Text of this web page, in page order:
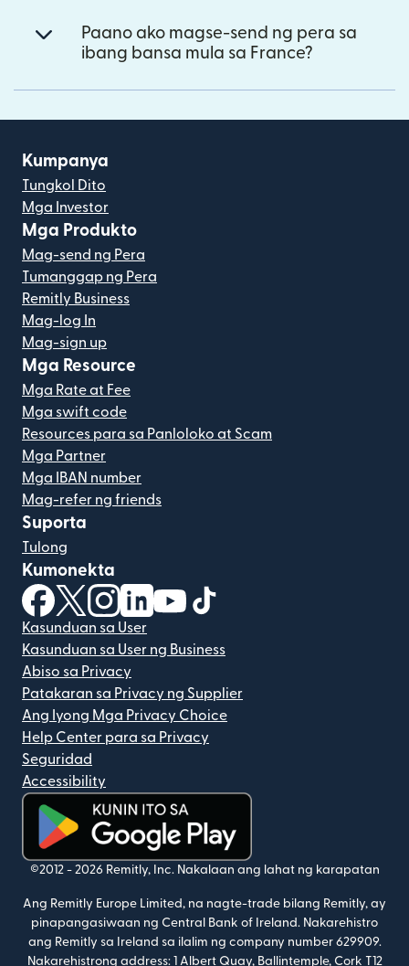
Paano ako magse-send ng pera sa
ibang bansa mula sa France?
Kumpanya
Tungkol Dito
Mga Investor
Mga Produkto
Mag-send ng Pera
Tumanggap ng Pera
Remitly Business
Mag-log In
Mag-sign up
Mga Resource
Mga Rate at Fee
Mga swift code
Resources para sa Panloloko at Scam
Mga Partner
Mga IBAN number
Mag-refer ng friends
Suporta
Tulong
Kumonekta
(bubukas sa bagong window)
(bubukas sa bagong window)
(bubukas sa bagong window)
(bubukas sa bagong window)
(bubukas sa bagong window)
Kasunduan sa User
Kasunduan sa User ng Business
Abiso sa Privacy
Patakaran sa Privacy ng Supplier
Ang Iyong Mga Privacy Choice
Help Center para sa Privacy
Seguridad
Accessibility
(bubukas sa bagong window)
©2012 - 2026 Remitly, Inc. Nakalaan ang lahat ng karapatan
Ang Remitly Europe Limited, na nagte-trade bilang Remitly, ay
pinapangasiwaan ng Central Bank of Ireland. Nakarehistro
ang Remitly sa Ireland sa ilalim ng company number 629909.
Nakarehistrong address: 1 Albert Quay, Ballintemple, Cork T12